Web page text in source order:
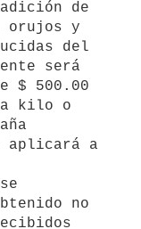
orujos y
del
será
$ 500.00
kilo o
aplicará a
no